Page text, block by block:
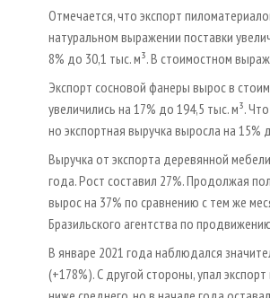
Отмечается, что экспорт
натуральном выражении поставки
8% до 30,1 тыс. м³. В стоимостном
Экспорт сосновой фанеры вырос в
увеличились на 17% до 194,5 тыс. м³.
но экспортная выручка выросла на 15%
Выручка от экспорта деревянной
года. Рост составил 27%. Продолжая
вырос на 37% по сравнению с тем же
Бразильского агентства по
В январе 2021 года наблюдался
(+178%). С другой стороны, упал